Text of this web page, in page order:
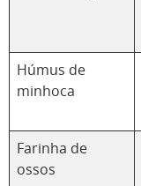
Húmus de
minhoca
Farinha de
ossos